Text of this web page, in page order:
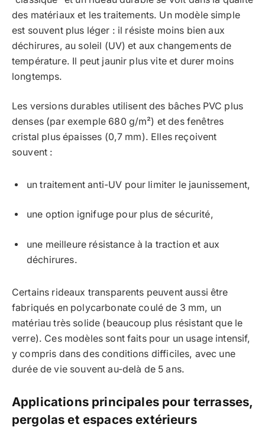
des matériaux et les traitements. Un modèle simple
est souvent plus léger : il résiste moins bien aux
déchirures, au soleil (UV) et aux changements de
température. Il peut jaunir plus vite et durer moins
longtemps.
Les versions durables utilisent des bâches PVC plus
denses (par exemple 680 g/m²) et des fenêtres
cristal plus épaisses (0,7 mm). Elles reçoivent
souvent :
un traitement anti-UV pour limiter le jaunissement,
une option ignifuge pour plus de sécurité,
une meilleure résistance à la traction et aux
déchirures.
Certains rideaux transparents peuvent aussi être
fabriqués en polycarbonate coulé de 3 mm, un
matériau très solide (beaucoup plus résistant que le
verre). Ces modèles sont faits pour un usage intensif,
y compris dans des conditions difficiles, avec une
durée de vie souvent au-delà de 5 ans.
Applications principales pour terrasses,
pergolas et espaces extérieurs